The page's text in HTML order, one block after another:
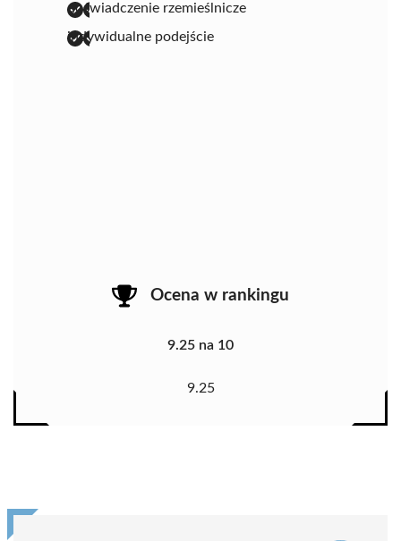
doświadczenie rzemieślnicze
indywidualne podejście
Ocena w rankingu
9.25 na 10
9.25